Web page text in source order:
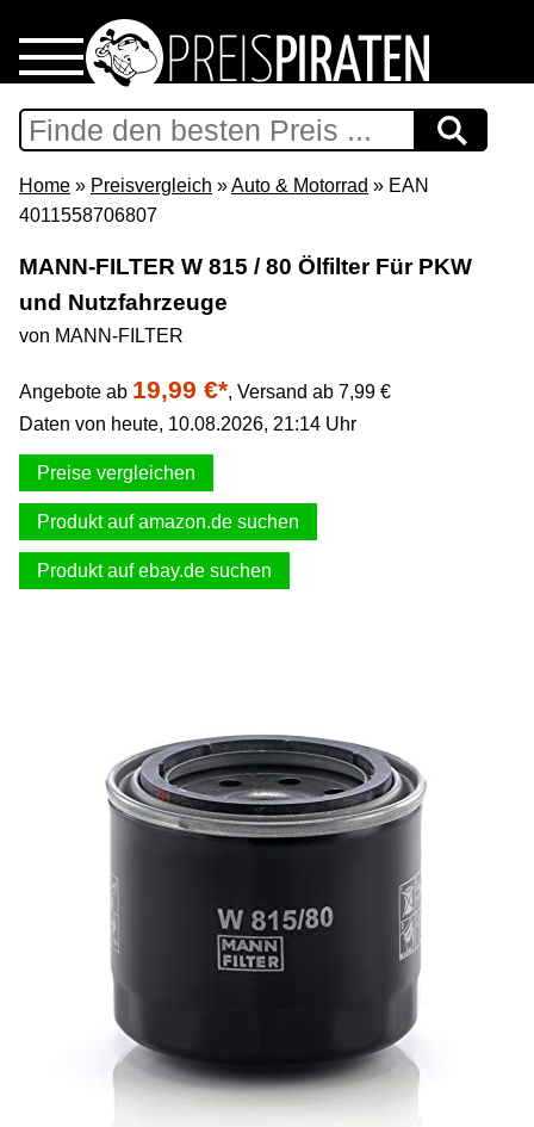
Home
Download
Support & Newsletter
Presse
Datenschutz
Impressum
Home » Preisvergleich »Auto & Motorrad » EAN
4011558706807
MANN-FILTER W 815 / 80 Ölfilter Für PKW
und Nutzfahrzeuge
von MANN-FILTER
Angebote ab 19,99 €*, Versand ab 7,99 €
Daten von heute, 10.08.2026, 21:14 Uhr
Preise vergleichen
Produkt auf amazon.de suchen
Produkt auf ebay.de suchen